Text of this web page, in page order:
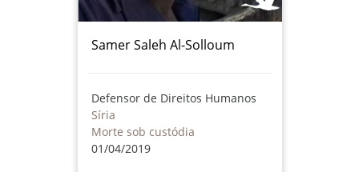
Samer Saleh Al-Solloum
Defensor de Direitos Humanos
Síria
Morte sob custódia
01/04/2019